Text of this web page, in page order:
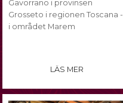
Gavorrano i provinsen
Grosseto i regionen Toscana -
i området Marem
LÄS MER